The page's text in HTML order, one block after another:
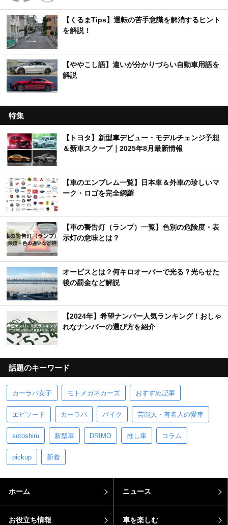
【くるまTips】運転の苦手意識を解消するヒント
を解説！
【ややこし語】違いが分かりづらい自動車用語を
解説
特集
【トヨタ】新型車デビュー・モデルチェンジ予想
＆新車スクープ｜2025年8月最新情報
【車のエンブレム一覧】日本車＆外車の珍しいマ
ーク・ロゴを完全網羅
【車の警告灯（ランプ）一覧】色別の危険度・表
示灯の意味とは？
オービスとは？何キロオーバーで光る？光らせた
後の罰金など解説
【2024年】希望ナンバー人気ランキング！おしゃ
れなナンバーの選び方を紹介
話題のキーワード
カーラバ女子 モトメガネカーズ おすすめ記事
エピソード カーラバ バイク 芸能人・有名人の愛車
sotoshiru 新型車 DRIMO 推し車 コラム
pickup 新着
ホーム ニュース
お役立ち情報 車を楽しむ